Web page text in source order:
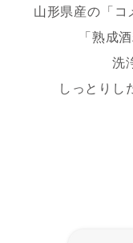
山形県産の「コ
「熟成
洗
しっとりし